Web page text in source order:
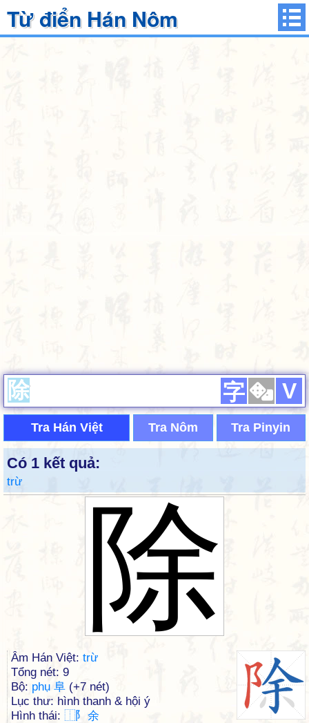
Từ điển Hán Nôm
字 V
Tra Hán Việt Tra Nôm Tra Pinyin
Có 1 kết quả:
trừ
除
Âm Hán Việt: trừ
Tổng nét: 9
Bộ: phụ 阜 (+7 nét)
Lục thư: hình thanh & hội ý
Hình thái: ⿰⻖ 余